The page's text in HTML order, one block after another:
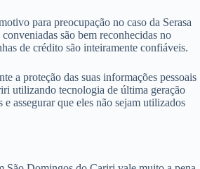
para preocupação no caso da Serasa
são bem reconhecidas no
de crédito são inteiramente confiáveis.
a proteção das suas informações pessoais
utilizando tecnologia de última geração
assegurar que eles não sejam utilizados